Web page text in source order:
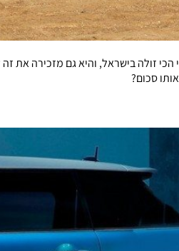
הכי זולה בישראל, והיא גם מזכירה את
סכום?